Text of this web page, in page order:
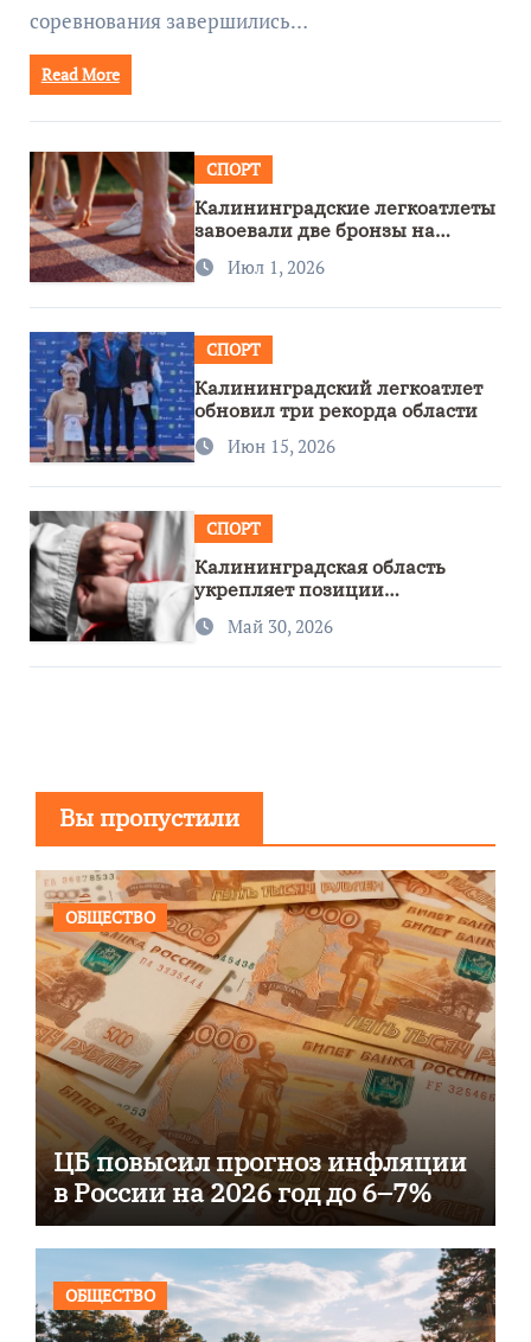
соревнования завершились…
Read More
СПОРТ
Калининградские легкоатлеты
завоевали две бронзы на
первенстве России
Июл 1, 2026
СПОРТ
Калининградский легкоатлет
обновил три рекорда области
Июн 15, 2026
СПОРТ
Калининградская область
укрепляет позиции
спортивного региона
Май 30, 2026
Вы пропустили
ОБЩЕСТВО
ЦБ повысил прогноз инфляции
в России на 2026 год до 6–7%
ОБЩЕСТВО